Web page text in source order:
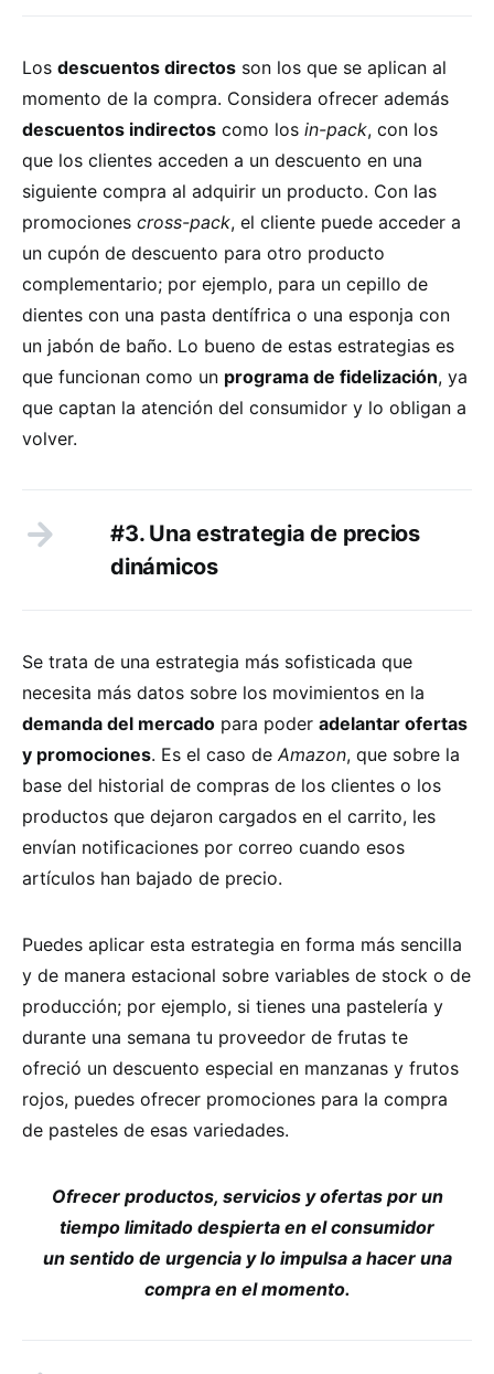
Los descuentos directos son los que se aplican al
momento de la compra. Considera ofrecer además
descuentos indirectos como los in-pack, con los
que los clientes acceden a un descuento en una
siguiente compra al adquirir un producto. Con las
promociones cross-pack, el cliente puede acceder a
un cupón de descuento para otro producto
complementario; por ejemplo, para un cepillo de
dientes con una pasta dentífrica o una esponja con
un jabón de baño. Lo bueno de estas estrategias es
que funcionan como un programa de fidelización, ya
que captan la atención del consumidor y lo obligan a
volver.
#3. Una estrategia de precios
dinámicos
Se trata de una estrategia más sofisticada que
necesita más datos sobre los movimientos en la
demanda del mercado para poder adelantar ofertas
y promociones. Es el caso deAmazon, que sobre la
base del historial de compras de los clientes o los
productos que dejaron cargados en el carrito, les
envían notificaciones por correo cuando esos
artículos han bajado de precio.
Puedes aplicar esta estrategia en forma más sencilla
y de manera estacional sobre variables de stock o de
producción; por ejemplo, si tienes una pastelería y
durante una semana tu proveedor de frutas te
ofreció un descuento especial en manzanas y frutos
rojos, puedes ofrecer promociones para la compra
de pasteles de esas variedades.
Ofrecer productos, servicios y ofertas por un
tiempo limitado despierta en el consumidor
un sentido de urgencia y lo impulsa a hacer una
compra en el momento.